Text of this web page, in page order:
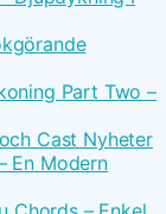
Part Two –
Cast Nyheter
En Modern